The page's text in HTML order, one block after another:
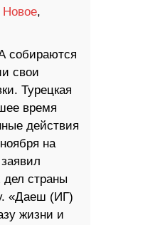
Новое,
собираются
свои
Турецкая
время
действия
на
дел страны
«Даеш (ИГ)
жизни и